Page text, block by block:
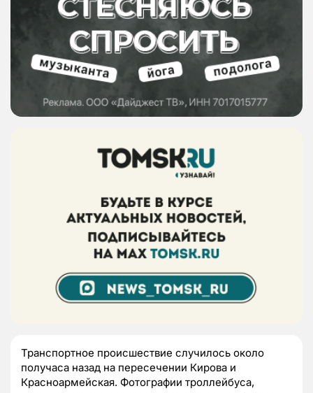
Транспортное происшествие случилось около
получаса назад на пересечении Кирова и
Красноармейская. Фотографии троллейбуса,